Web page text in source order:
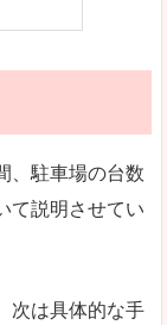
、駐車場の台数
て説明させてい
次は具体的な手